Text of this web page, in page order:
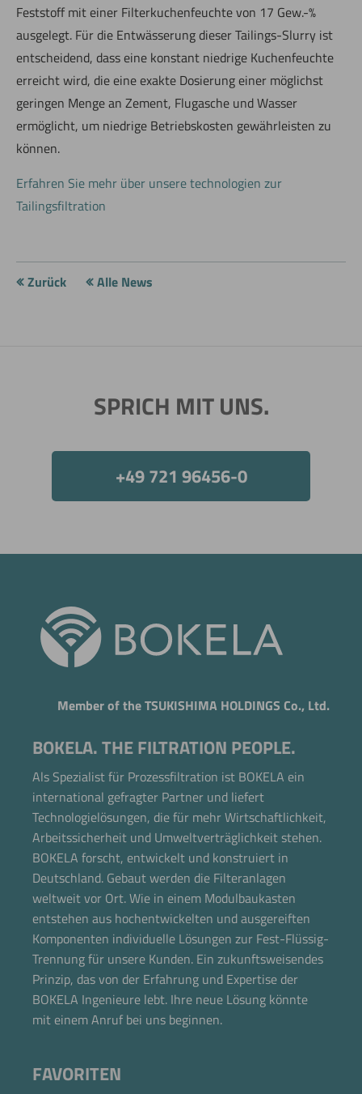
Feststoff mit einer Filterkuchenfeuchte von 17 Gew.-%
ausgelegt. Für die Entwässerung dieser Tailings-Slurry ist
entscheidend, dass eine konstant niedrige Kuchenfeuchte
erreicht wird, die eine exakte Dosierung einer möglichst
geringen Menge an Zement, Flugasche und Wasser
ermöglicht, um niedrige Betriebskosten gewährleisten zu
können.
Erfahren Sie mehr über unsere technologien zur
Tailingsfiltration
Zurück Alle News
SPRICH MIT UNS.
+49 721 96456-0
Member of the TSUKISHIMA HOLDINGS Co., Ltd.
BOKELA. THE FILTRATION PEOPLE.
Als Spezialist für Prozessfiltration ist BOKELA ein
international gefragter Partner und liefert
Technologielösungen, die für mehr Wirtschaftlichkeit,
Arbeitssicherheit und Umweltverträglichkeit stehen.
BOKELA forscht, entwickelt und konstruiert in
Deutschland. Gebaut werden die Filteranlagen
weltweit vor Ort. Wie in einem Modulbaukasten
entstehen aus hochentwickelten und ausgereiften
Komponenten individuelle Lösungen zur Fest-Flüssig-
Trennung für unsere Kunden. Ein zukunftsweisendes
Prinzip, das von der Erfahrung und Expertise der
BOKELA Ingenieure lebt. Ihre neue Lösung könnte
mit einem Anruf bei uns beginnen.
FAVORITEN
Jetzt direkt die gemerkte Auswahl anfragen.